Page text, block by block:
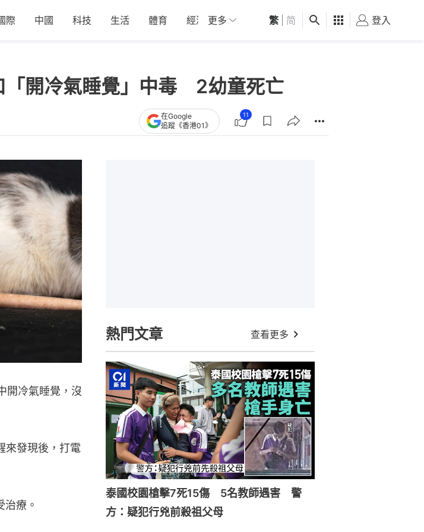
際 中國 科技 生活 體育 經濟 01深圳 觀點 健康 好食玩飛
更多 繁 简 登入
開冷氣睡覺」中毒 2幼童死亡
在Google
追蹤《香港01》
11
開冷氣睡覺，沒
來發現後，打電
療。
熱門文章 查看更多
泰國校園槍擊7死15傷 5名教師遇害 警
方：疑犯行兇前殺祖父母